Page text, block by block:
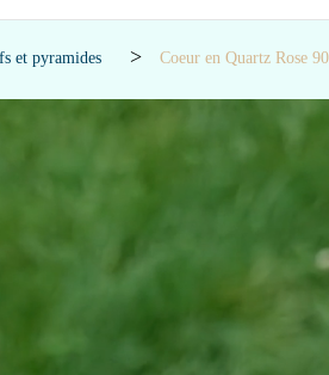
et pyramides Coeur en Quartz Rose